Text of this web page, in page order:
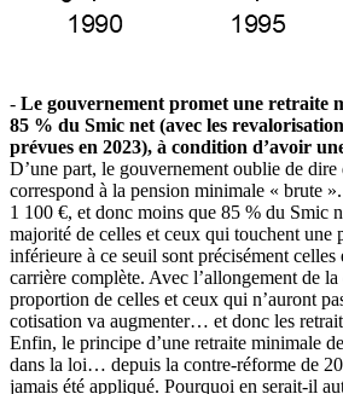
- Le gouvernement promet une retraite
85 % du Smic net (avec les
prévues en 2023), à condition d’avoir
D’une part, le gouvernement oublie de dire
correspond à la pension minimale « brute
1 100 €, et donc moins que 85 % du Smic
majorité de celles et ceux qui touchent une
inférieure à ce seuil sont précisément celles
carrière complète. Avec l’allongement de
proportion de celles et ceux qui n’auront
cotisation va augmenter… et donc les
Enfin, le principe d’une retraite minimale
dans la loi… depuis la contre-réforme de
jamais été appliqué. Pourquoi en serait-il